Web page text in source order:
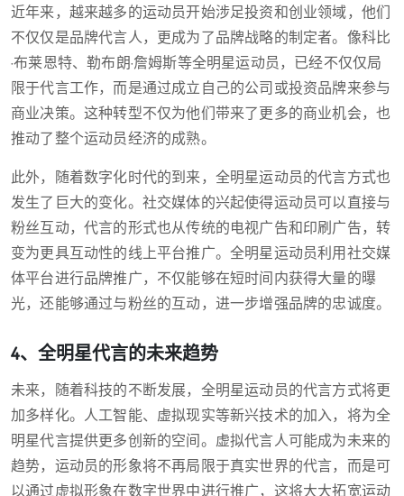
近年来，越来越多的运动员开始涉足投资和创业领域，他们
不仅仅是品牌代言人，更成为了品牌战略的制定者。像科比
·布莱恩特、勒布朗·詹姆斯等全明星运动员，已经不仅仅局
限于代言工作，而是通过成立自己的公司或投资品牌来参与
商业决策。这种转型不仅为他们带来了更多的商业机会，也
推动了整个运动员经济的成熟。
此外，随着数字化时代的到来，全明星运动员的代言方式也
发生了巨大的变化。社交媒体的兴起使得运动员可以直接与
粉丝互动，代言的形式也从传统的电视广告和印刷广告，转
变为更具互动性的线上平台推广。全明星运动员利用社交媒
体平台进行品牌推广，不仅能够在短时间内获得大量的曝
光，还能够通过与粉丝的互动，进一步增强品牌的忠诚度。
4、全明星代言的未来趋势
未来，随着科技的不断发展，全明星运动员的代言方式将更
加多样化。人工智能、虚拟现实等新兴技术的加入，将为全
明星代言提供更多创新的空间。虚拟代言人可能成为未来的
趋势，运动员的形象将不再局限于真实世界的代言，而是可